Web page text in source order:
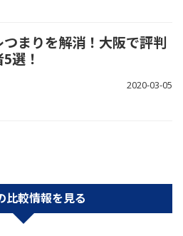
つまりを解消！大阪で評判
選！
2020-03-05
比較情報を見る